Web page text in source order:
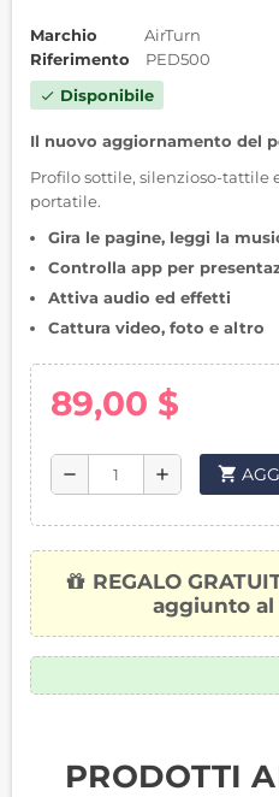
Marchio
AirTurn
Riferimento
PED500
check Disponibile
Il nuovo aggiornamento del
Profilo sottile, silenzioso-tattile
portatile.
Gira le pagine, leggi la
Controlla app per
Attiva audio ed effetti
Cattura video, foto e altro
89,00 $
remove add shopping_cart
REGALO
aggiunto al
PRODOTTI